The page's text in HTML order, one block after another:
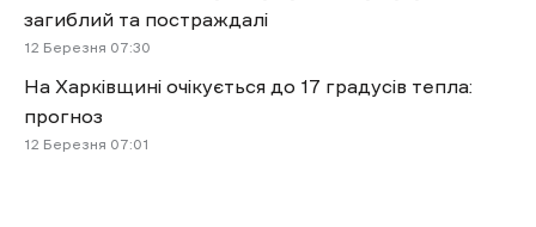
загиблий та постраждалі
12 Березня 07:30
На Харківщині очікується до 17 градусів тепла:
прогноз
12 Березня 07:01